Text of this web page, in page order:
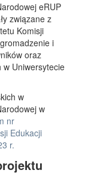
eRUP
związane z
Komisji
i
oraz
Uniwersytecie
w
w
nr
Edukacji
r.